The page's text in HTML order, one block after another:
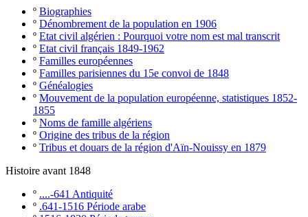
º Biographies
º Dénombrement de la population en 1906
º Etat civil algérien : Pourquoi votre nom est mal transcrit
º Etat civil français 1849-1962
º Familles européennes
º Familles parisiennes du 15e convoi de 1848
º Généalogies
º Mouvement de la population européenne, statistiques 1852-
1855
º Noms de famille algériens
º Origine des tribus de la région
º Tribus et douars de la région d'Aïn-Nouissy en 1879
Histoire avant 1848
º ....-641 Antiquité
º .641-1516 Période arabe